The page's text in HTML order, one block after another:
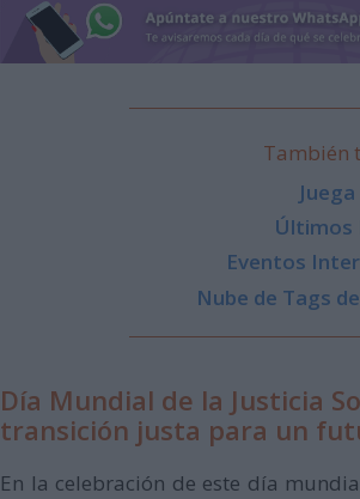
También
Últimos
Eventos
Nube de Tags
Día Mundial de la Justicia
transición justa para un
En la celebración de este día